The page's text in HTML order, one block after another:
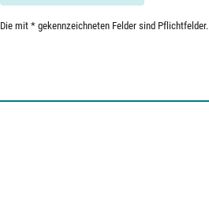
Die mit * gekennzeichneten Felder sind Pflichtfelder.